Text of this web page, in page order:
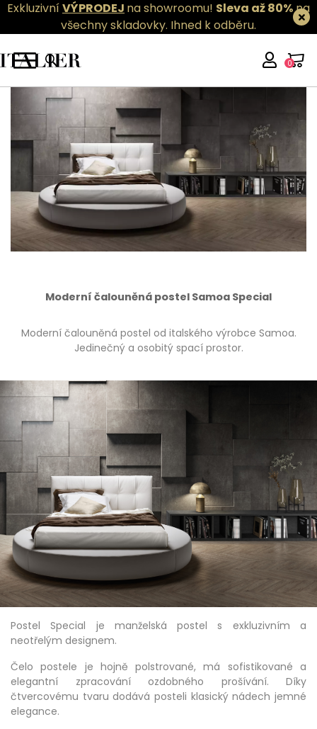
ExkluzivníVÝPRODEJ na showroomu! Sleva až 80%na
všechny skladovky. Ihned k odběru.
0
Moderní čalouněná postel Samoa Special
Moderní čalouněná postel od italského výrobce Samoa.
Jedinečný a osobitý spací prostor.
Postel Special je manželská postel s exkluzivním a
neotřelým designem.
Čelo postele je hojně polstrované, má sofistikované a
elegantní zpracování ozdobného prošívání. Díky
čtvercovému tvaru dodává posteli klasický nádech jemné
elegance.